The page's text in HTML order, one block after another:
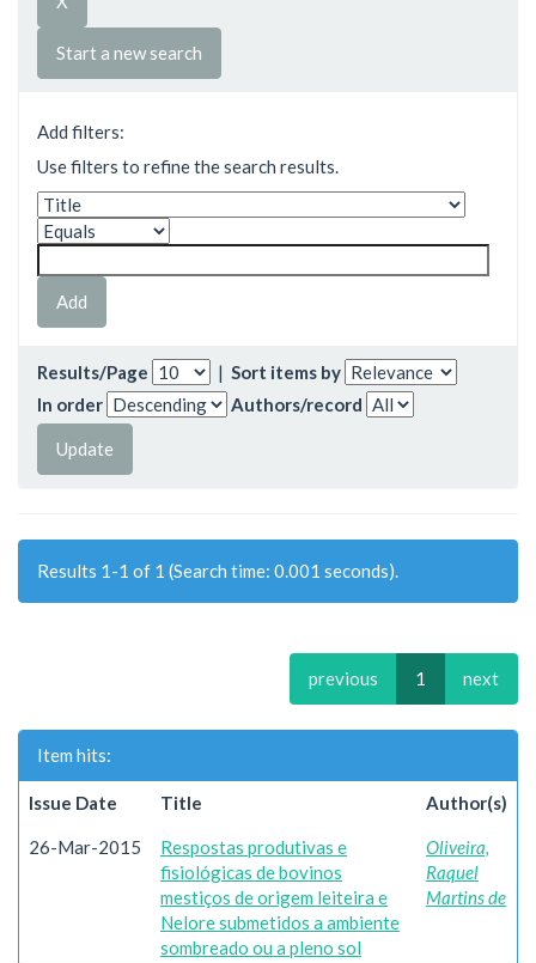
Start a new search
Add filters:
Use filters to refine the search results.
Results/Page | Sort items by
In order
Authors/record
Results 1-1 of 1 (Search time: 0.001 seconds).
previous 1 next
Item hits:
Issue Date Title Author(s)
26-Mar-2015
Respostas produtivas e
fisiológicas de bovinos
mestiços de origem leiteira e
Nelore submetidos a ambiente
sombreado ou a pleno sol
Oliveira,
Raquel
Martins de